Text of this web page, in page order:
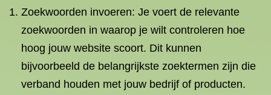
Zoekwoorden invoeren: Je voert de relevante
zoekwoorden in waarop je wilt controleren hoe
hoog jouw website scoort. Dit kunnen
bijvoorbeeld de belangrijkste zoektermen zijn die
verband houden met jouw bedrijf of producten.